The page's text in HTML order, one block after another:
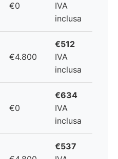
€0
IVA
inclusa
€4.800
€512
IVA
inclusa
€0
€634
IVA
inclusa
€537